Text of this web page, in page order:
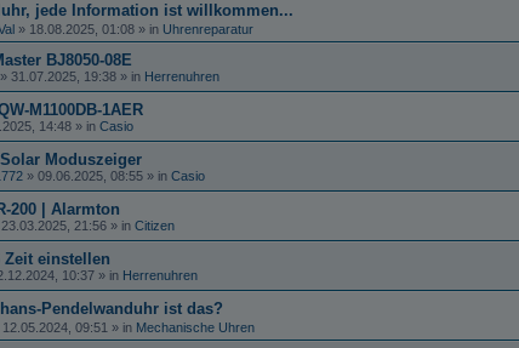
jede Information ist willkommen...
» 18.08.2025, 01:08 » in Uhrenreparatur
BJ8050-08E
» 31.07.2025, 19:38 » in Herrenuhren
M1100DB-1AER
14:48 » in Casio
Moduszeiger
» 09.06.2025, 08:55 » in Casio
200 | Alarmton
23.03.2025, 21:56 » in Citizen
Zeit einstellen
10:37 » in Herrenuhren
Pendelwanduhr ist das?
12.05.2024, 09:51 » in Mechanische Uhren